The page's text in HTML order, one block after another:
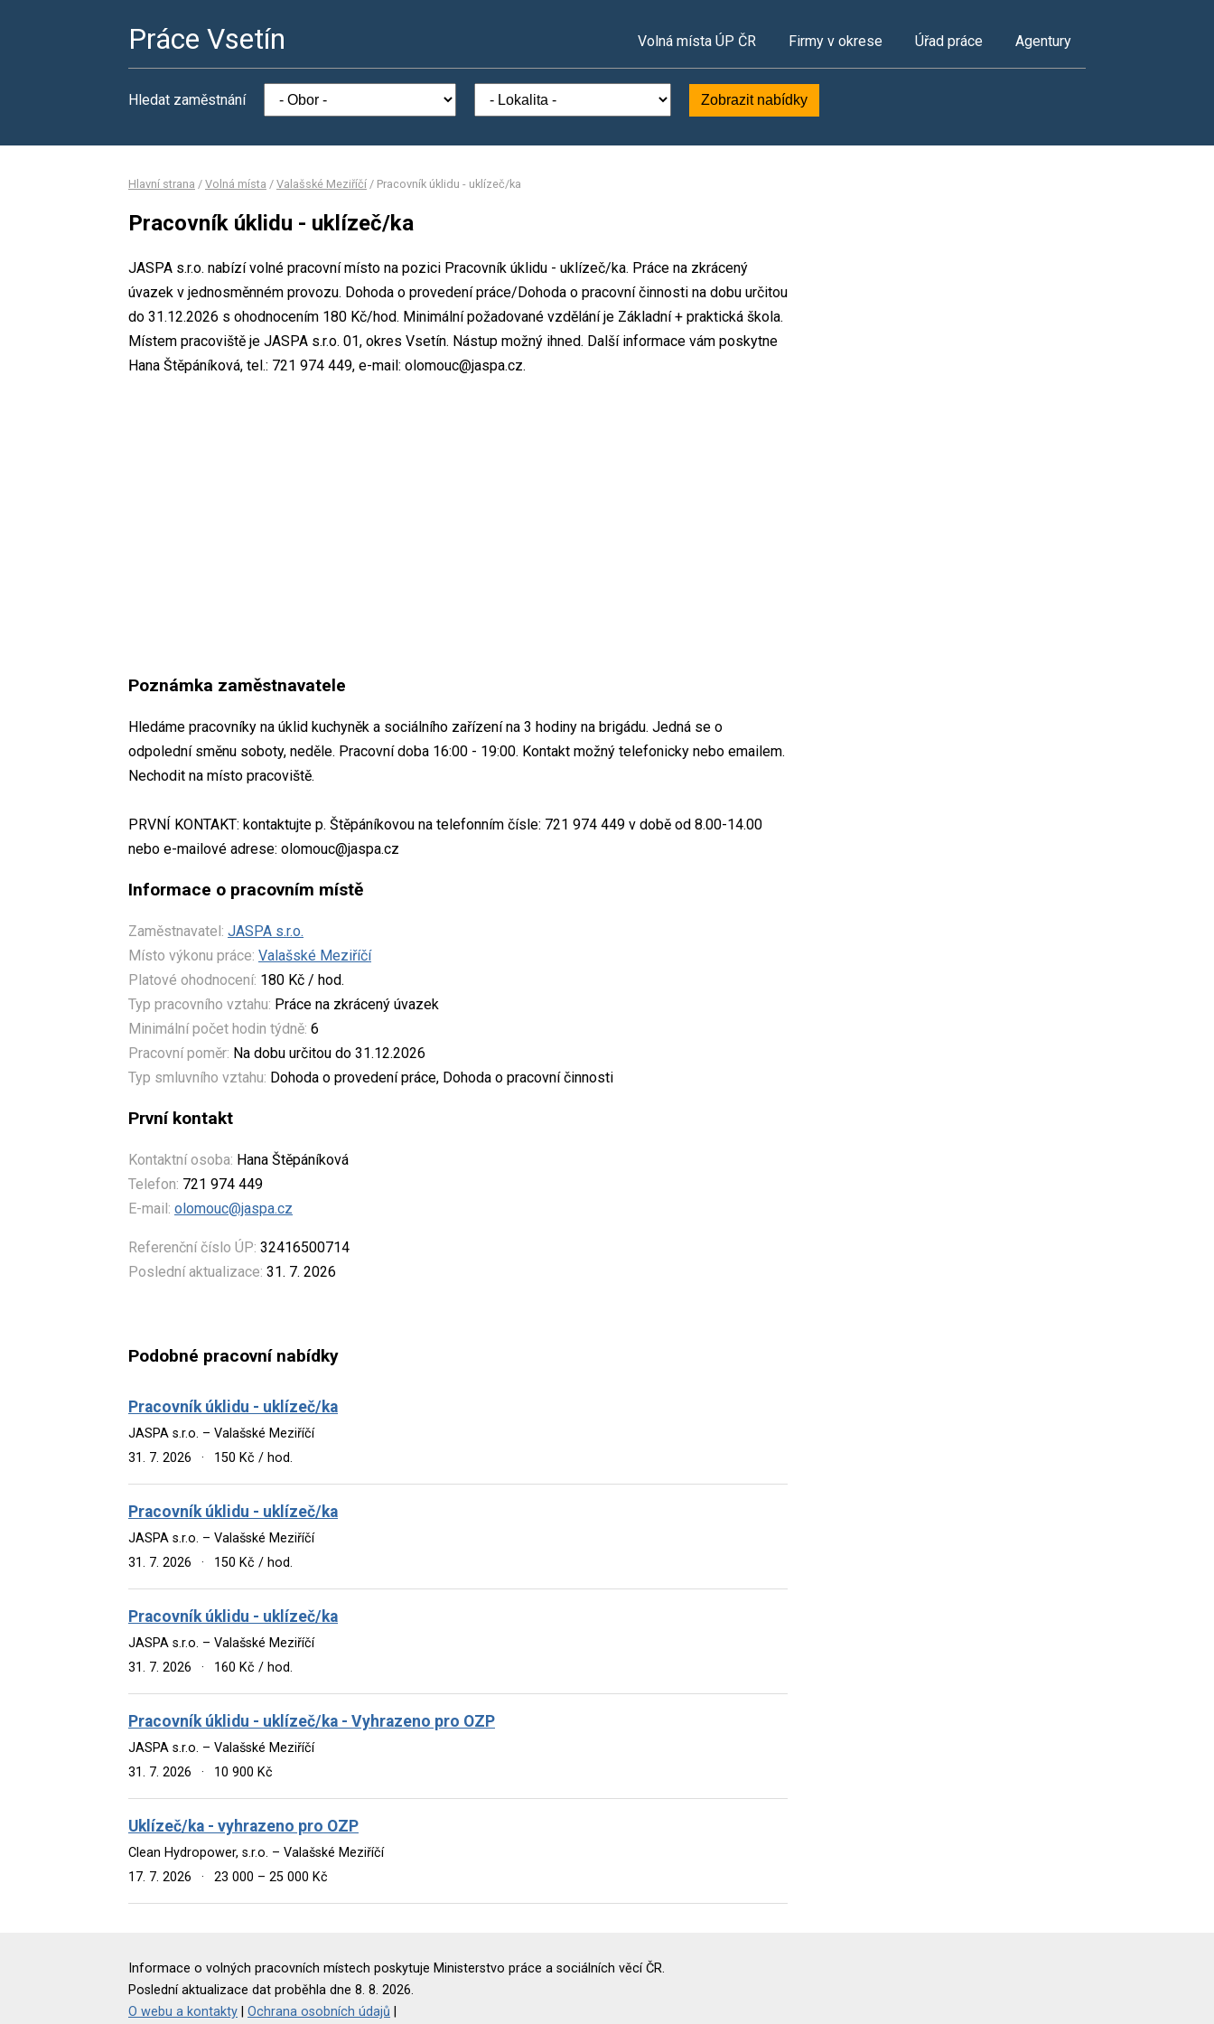
Práce Vsetín Volná místa ÚP ČR Firmy v okrese Úřad práce Agentury
Hledat zaměstnání Zobrazit nabídky
Hlavní strana / Volná místa / Valašské Meziříčí / Pracovník úklidu - uklízeč/ka
Pracovník úklidu - uklízeč/ka
JASPA s.r.o. nabízí volné pracovní místo na pozici Pracovník úklidu - uklízeč/ka. Práce na zkrácený
úvazek v jednosměnném provozu. Dohoda o provedení práce/Dohoda o pracovní činnosti na dobu určitou
do 31.12.2026 s ohodnocením 180 Kč/hod. Minimální požadované vzdělání je Základní + praktická škola.
Místem pracoviště je JASPA s.r.o. 01, okres Vsetín. Nástup možný ihned. Další informace vám poskytne
Hana Štěpáníková, tel.: 721 974 449, e-mail: olomouc@jaspa.cz.
Poznámka zaměstnavatele
Hledáme pracovníky na úklid kuchyněk a sociálního zařízení na 3 hodiny na brigádu. Jedná se o
odpolední směnu soboty, neděle. Pracovní doba 16:00 - 19:00. Kontakt možný telefonicky nebo emailem.
Nechodit na místo pracoviště.
PRVNÍ KONTAKT: kontaktujte p. Štěpáníkovou na telefonním čísle: 721 974 449 v době od 8.00-14.00
nebo e-mailové adrese: olomouc@jaspa.cz
Informace o pracovním místě
Zaměstnavatel: JASPA s.r.o.
Místo výkonu práce: Valašské Meziříčí
Platové ohodnocení: 180 Kč / hod.
Typ pracovního vztahu: Práce na zkrácený úvazek
Minimální počet hodin týdně: 6
Pracovní poměr: Na dobu určitou do 31.12.2026
Typ smluvního vztahu: Dohoda o provedení práce, Dohoda o pracovní činnosti
První kontakt
Kontaktní osoba: Hana Štěpáníková
Telefon: 721 974 449
E-mail: olomouc@jaspa.cz
Referenční číslo ÚP: 32416500714
Poslední aktualizace: 31. 7. 2026
Podobné pracovní nabídky
Pracovník úklidu - uklízeč/ka
JASPA s.r.o. – Valašské Meziříčí
31. 7. 2026
· 150 Kč / hod.
Pracovník úklidu - uklízeč/ka
JASPA s.r.o. – Valašské Meziříčí
31. 7. 2026
· 150 Kč / hod.
Pracovník úklidu - uklízeč/ka
JASPA s.r.o. – Valašské Meziříčí
31. 7. 2026
· 160 Kč / hod.
Pracovník úklidu - uklízeč/ka - Vyhrazeno pro OZP
JASPA s.r.o. – Valašské Meziříčí
31. 7. 2026
· 10 900 Kč
Uklízeč/ka - vyhrazeno pro OZP
Clean Hydropower, s.r.o. – Valašské Meziříčí
17. 7. 2026
· 23 000 – 25 000 Kč
Informace o volných pracovních místech poskytuje Ministerstvo práce a sociálních věcí ČR.
Poslední aktualizace dat proběhla dne 8. 8. 2026.
O webu a kontakty
Ochrana osobních údajů